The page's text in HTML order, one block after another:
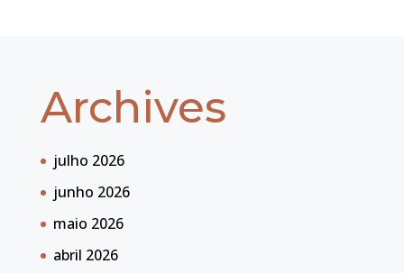
Archives
julho 2026
junho 2026
maio 2026
abril 2026